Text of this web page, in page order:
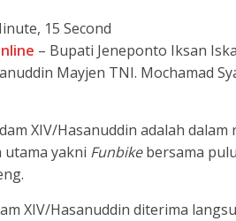
15 Second
– Bupati Jeneponto Iksan
Mayjen TNI. Mochamad
XIV/Hasanuddin adalah
utama yakni Funbikebersama
XIV/Hasanuddin diterima